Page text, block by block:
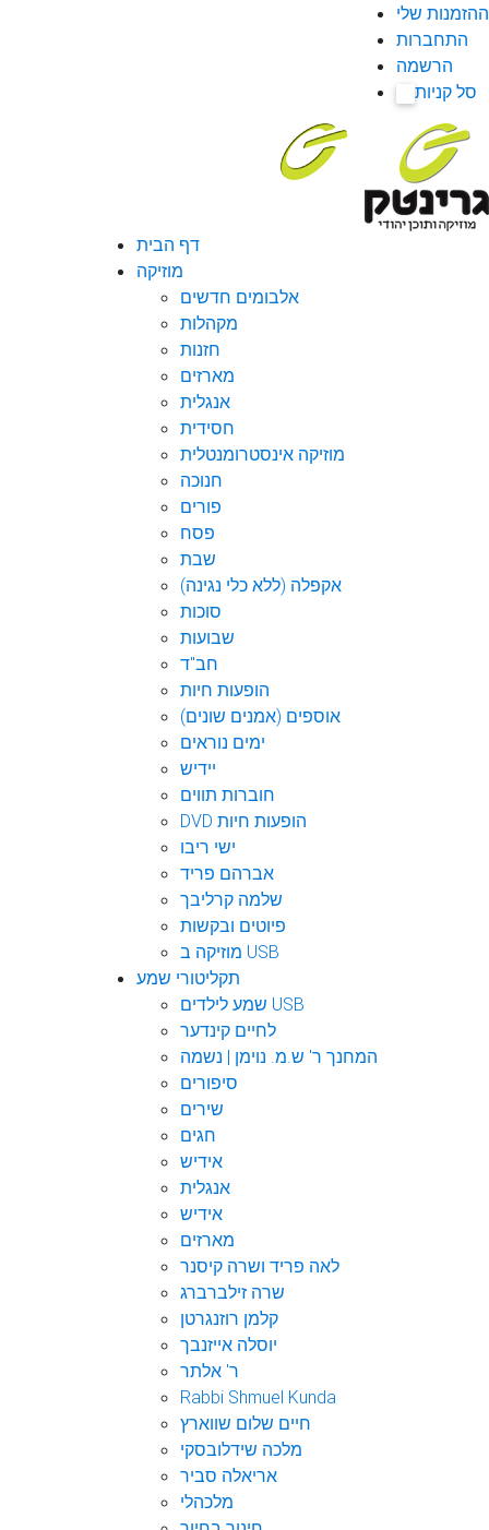
ההזמנות שלי
התחברות
הרשמה
סל קניות
דף הבית
מוזיקה
אלבומים חדשים
מקהלות
חזנות
מארזים
אנגלית
חסידית
מוזיקה אינסטרומנטלית
חנוכה
פורים
פסח
שבת
אקפלה (ללא כלי נגינה)
סוכות
שבועות
חב"ד
הופעות חיות
אוספים (אמנים שונים)
ימים נוראים
יידיש
חוברות תווים
DVD הופעות חיות
ישי ריבו
אברהם פריד
שלמה קרליבך
פיוטים ובקשות
מוזיקה ב USB
תקליטורי שמע
שמע לילדים USB
לחיים קינדער
המחנך ר' ש.מ. נוימן | נשמה
סיפורים
שירים
חגים
אידיש
אנגלית
אידיש
מארזים
לאה פריד ושרה קיסנר
שרה זילברברג
קלמן רוזנגרטן
יוסלה אייזנבך
ר' אלתר
Rabbi Shmuel Kunda
חיים שלום שווארץ
מלכה שידלובסקי
אריאלה סביר
מלכהלי